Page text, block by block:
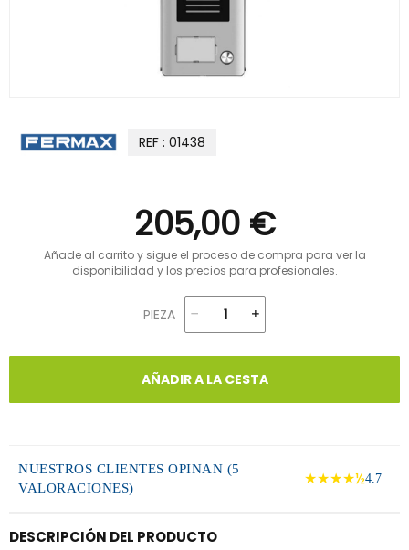
REF : 01438
205,00 €
Añade al carrito y sigue el proceso de compra para ver la
disponibilidad y los precios para profesionales.
PIEZA
AÑADIR A LA CESTA
NUESTROS CLIENTES OPINAN (5
VALORACIONES)
★★★★½4.7
DESCRIPCIÓN DEL PRODUCTO